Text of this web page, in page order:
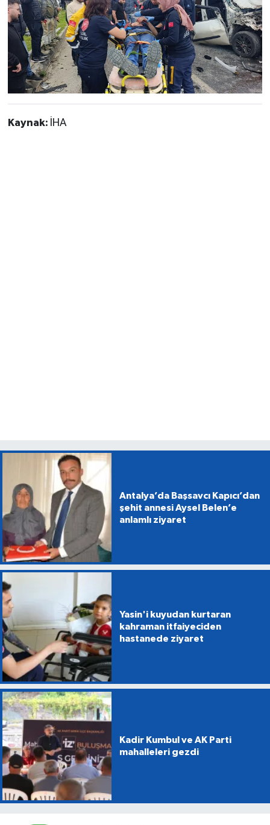
Kaynak: İHA
Antalya’da Başsavcı Kapıcı’dan
şehit annesi Aysel Belen’e
anlamlı ziyaret
Yasin'i kuyudan kurtaran
kahraman itfaiyeciden
hastanede ziyaret
Kadir Kumbul ve AK Parti
mahalleleri gezdi